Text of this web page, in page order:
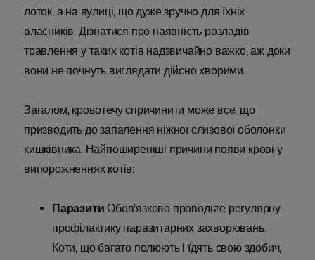
лоток, а на вулиці, що дуже зручно для їхніх
власників. Дізнатися про наявність розладів
травлення у таких котів надзвичайно важко, аж доки
вони не почнуть виглядати дійсно хворими.
Загалом, кровотечу спричинити може все, що
призводить до запалення ніжної слизової оболонки
кишківника. Найпоширеніші причини появи крові у
випорожненнях котів:
Паразити Обов'язково проводьте регулярну
профілактику паразитарних захворювань.
Коти, що багато полюють і їдять свою здобич,